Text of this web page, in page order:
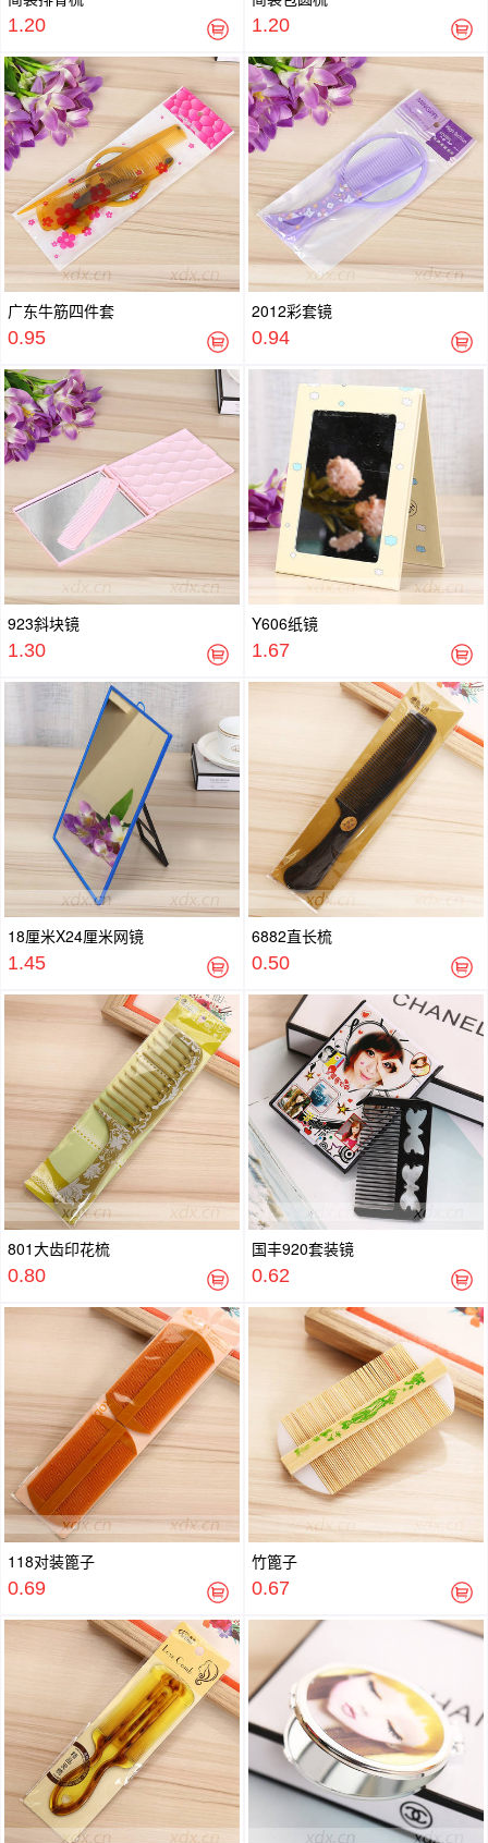
1.20
1.20
广东牛筋四件套
0.95
2012彩套镜
0.94
923斜块镜
1.30
Y606纸镜
1.67
18厘米X24厘米网镜
1.45
6882直长梳
0.50
801大齿印花梳
0.80
国丰920套装镜
0.62
118对装篦子
0.69
竹篦子
0.67